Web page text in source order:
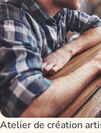
Atelier de création